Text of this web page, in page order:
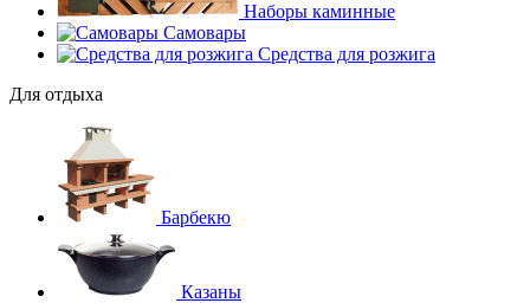
Наборы каминные
Самовары
Средства для розжига
Для отдыха
Барбекю
Казаны